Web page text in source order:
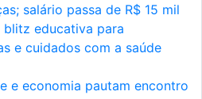
salário passa de R$ 15 mil
educativa para
e cuidados com a saúde
e economia pautam encontro